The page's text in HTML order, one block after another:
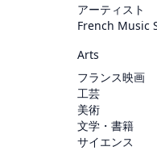
アーティスト
French Music
Arts
フランス映画
工芸
美術
文学・書籍
サイエンス